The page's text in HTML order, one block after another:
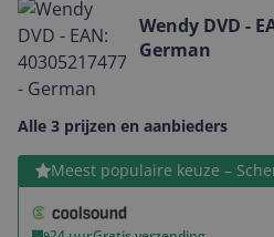
Wendy DVD -
German
Alle 3 prijzen en aanbieders
Meest populaire keuze –
Bekijk product